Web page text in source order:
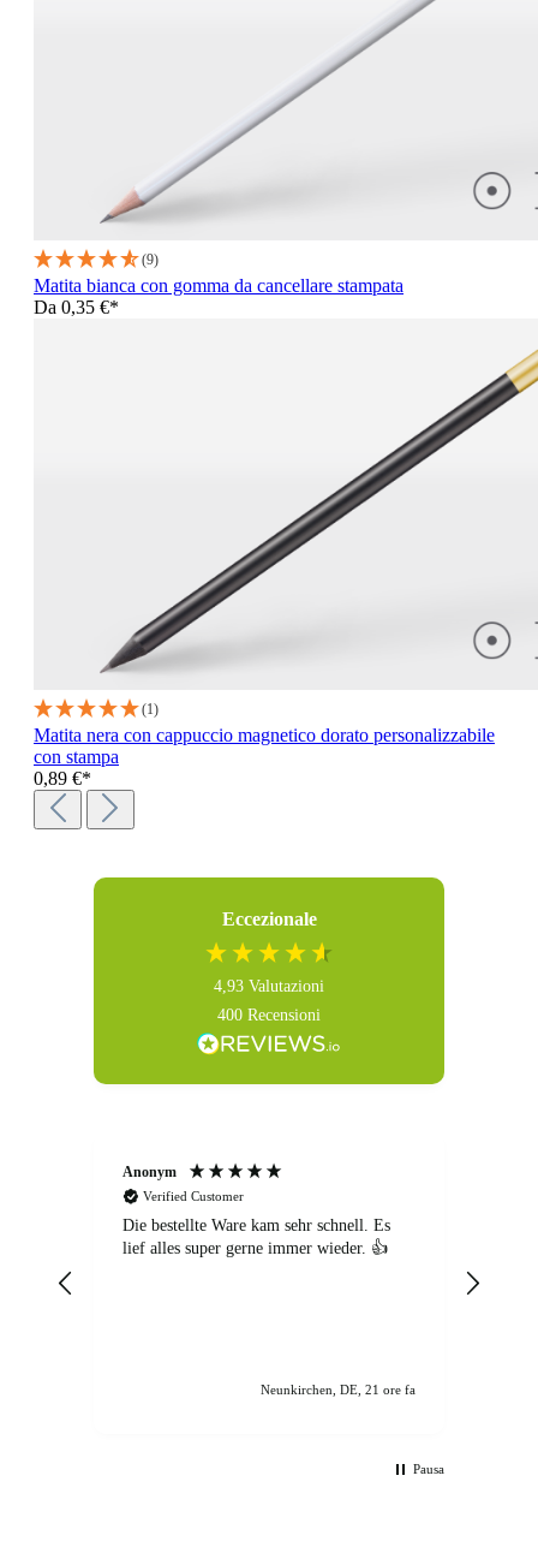
(9)
Matita bianca con gomma da cancellare stampata
Da 0,35 €*
(1)
Matita nera con cappuccio magnetico dorato personalizzabile
con stampa
0,89 €*
Eccezionale
4,93 Valutazioni
400 Recensioni
Anonym
Verified Customer
Die bestellte Ware kam sehr schnell. Es
lief alles super gerne immer wieder. 👍
Neunkirchen, DE, 21 ore fa
Pausa